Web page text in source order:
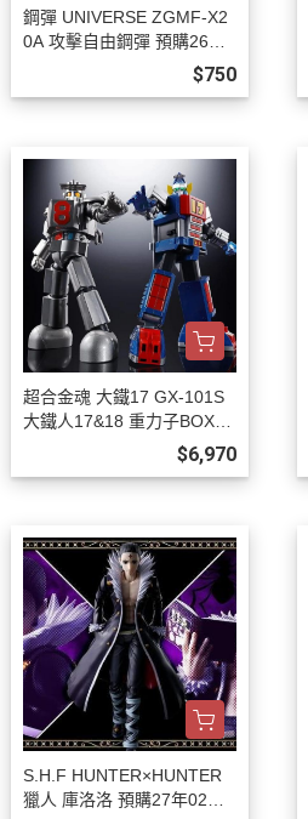
鋼彈 UNIVERSE ZGMF-X2
0A 攻擊自由鋼彈 預購26年1
$750
超合金魂 大鐵17 GX-101S
大鐵人17&18 重力子BOX
$6,970
S.H.F HUNTER×HUNTER
獵人 庫洛洛 預購27年02月0